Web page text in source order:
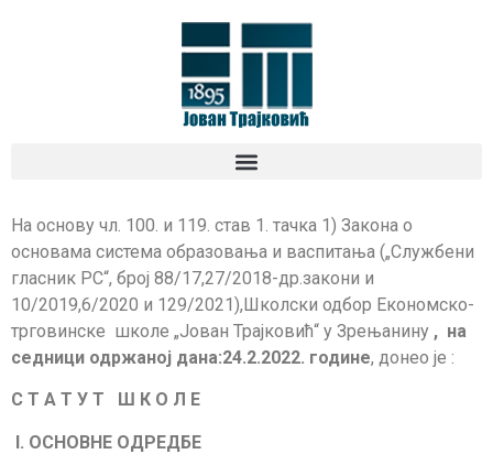
На основу чл. 100. и 119. став 1. тачка 1) Закона о
основама система обра­зо­вања и васпитања („Службени
гласник РС“, број 88/17,27/2018-др.закони и
10/2019,6/2020 и 129/2021),Школски одбор Економско-
трговинске школе „Јован Трајковић“ у Зрењанину , на
седници одржаној дана:24.2.2022. године, донео је :
С Т А Т У Т Ш К О Л Е
I. ОСНОВНЕ ОДРЕДБЕ